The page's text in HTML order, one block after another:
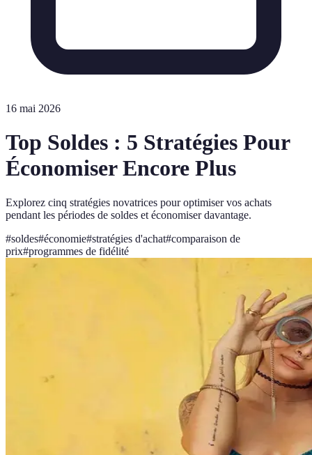
16 mai 2026
Top Soldes : 5 Stratégies Pour
Économiser Encore Plus
Explorez cinq stratégies novatrices pour optimiser vos achats
pendant les périodes de soldes et économiser davantage.
#soldes#économie#stratégies d'achat#comparaison de
prix#programmes de fidélité